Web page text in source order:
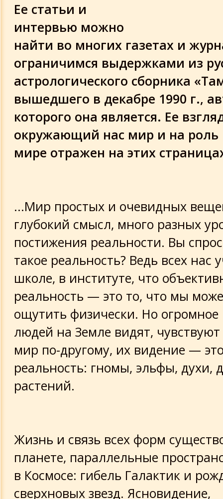
Ее статьи и
интервью можно
найти во многих газетах и
ограничимся выдержками из
астрологического сборника
вышедшего в декабре 1990 г.,
которого она является. Ее
окружающий нас мир и на роль
мире отражен на этих
...Мир простых и очевидных
глубокий смысл, много разных
постижения реальности. Вы
такое реальность? Ведь всех нас
школе, в институте, что
реальность — это то, что мы
ощутить физически. Но огромное
людей на Земле видят,
мир по-другому, их видение —
реальность: гномы, эльфы, духи,
растений.
Жизнь и связь всех форм
планете, параллельные
в Космосе: гибель Галактик и
сверхновых звезд. Ясновидение,
Жизнь Мухаммеда с т.з. Галиева Г.
Некоторые черты характера
Пророк Мухаммед
Моисей
Жизнь Будды
Т.Глоба: прогноз после 2000 года
История плащаницы
Арабы в VI*XI вв
Завет имама Али